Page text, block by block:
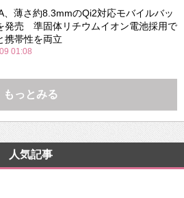
、薄さ約8.3mmのQi2対応モバイルバッ
発売 準固体リチウムイオン電池採用で
携帯性を両立
01:08
もっとみる
人気記事